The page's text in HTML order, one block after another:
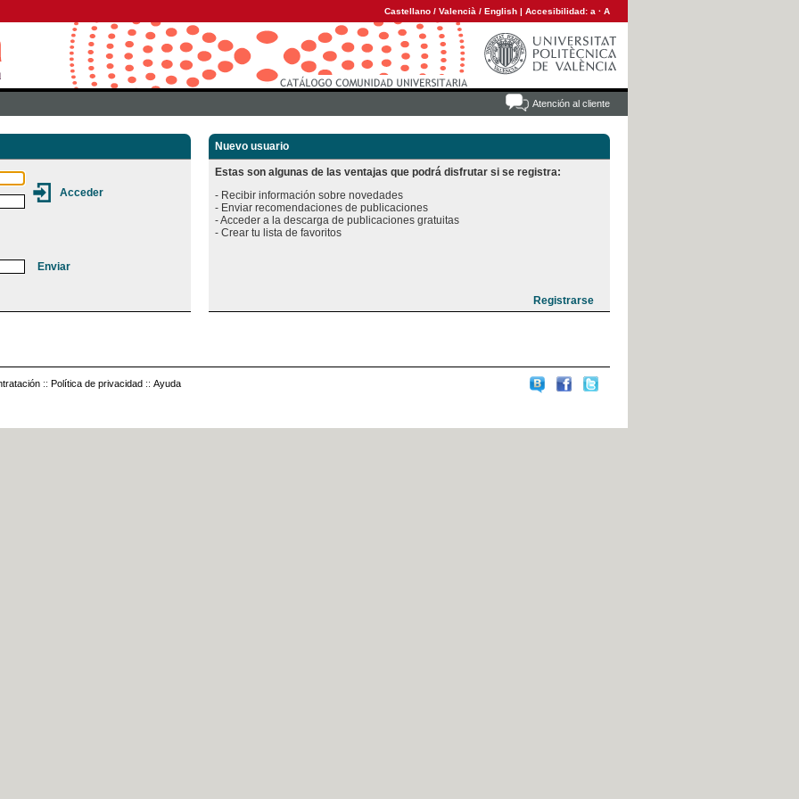
Castellano / Valencià / English | Accesibilidad: a · A
Atención al cliente
Nuevo usuario
Estas son algunas de las ventajas que podrá disfrutar si se registra:
- Recibir información sobre novedades
- Enviar recomendaciones de publicaciones
- Acceder a la descarga de publicaciones gratuitas
:: Política de privacidad :: Ayuda